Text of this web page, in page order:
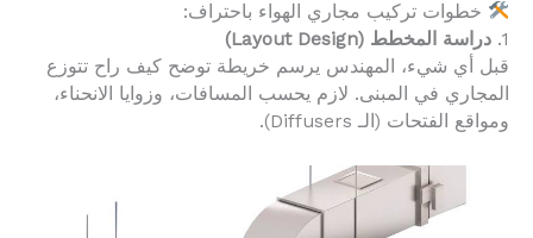
خطوات تركيب مجاري الهواء باحتراف:
1. دراسة المخطط (Layout Design)
قبل أي شيء، المهندس يرسم خريطة توضح كيف راح تتوزع
المجاري في المبنى. لازم يحسب المسافات، وزوايا الانحناء،
ومواقع الفتحات (الـ Diffusers).